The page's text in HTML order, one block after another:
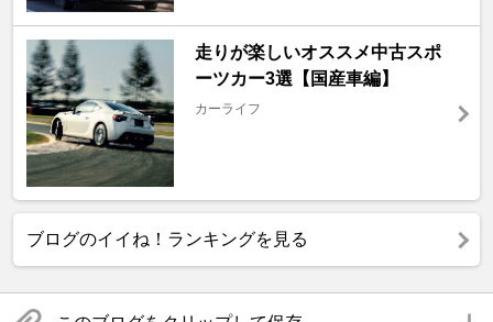
走りが楽しいオススメ中古スポ
ーツカー3選【国産車編】
カーライフ
ブログのイイね！ランキングを見る